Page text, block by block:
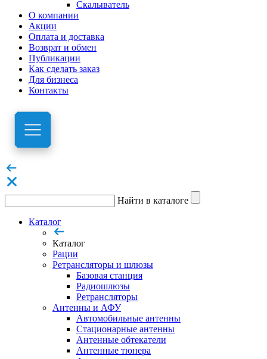
Скалыватель
О компании
Акции
Оплата и доставка
Возврат и обмен
Публикации
Как сделать заказ
Для бизнеса
Контакты
Найти в каталоге
Каталог
Каталог
Рации
Ретрансляторы и шлюзы
Базовая станция
Радиошлюзы
Ретрансляторы
Антенны и АФУ
Автомобильные антенны
Стационарные антенны
Антенные обтекатели
Антенные тюнера